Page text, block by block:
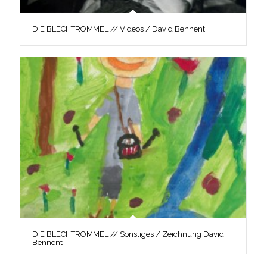
DIE BLECHTROMMEL // Videos / David Bennent
DIE BLECHTROMMEL // Sonstiges / Zeichnung David
Bennent